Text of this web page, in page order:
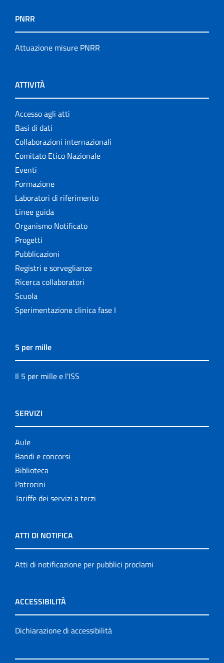
PNRR
Attuazione misure PNRR
ATTIVITÀ
Accesso agli atti
Basi di dati
Collaborazioni internazionali
Comitato Etico Nazionale
Eventi
Formazione
Laboratori di riferimento
Linee guida
Organismo Notificato
Progetti
Pubblicazioni
Registri e sorveglianze
Ricerca collaboratori
Scuola
Sperimentazione clinica fase I
5 per mille
Il 5 per mille e l'ISS
SERVIZI
Aule
Bandi e concorsi
Biblioteca
Patrocini
Tariffe dei servizi a terzi
ATTI DI NOTIFICA
Atti di notificazione per pubblici proclami
ACCESSIBILITÀ
Dichiarazione di accessibilità